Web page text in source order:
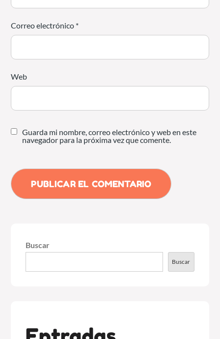
Correo electrónico *
Web
Guarda mi nombre, correo electrónico y web en este
navegador para la próxima vez que comente.
Buscar
Buscar